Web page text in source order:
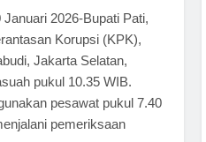
2026-Bupati Pati,
Korupsi (KPK),
Jakarta Selatan,
pukul 10.35 WIB.
pesawat pukul 7.40
pemeriksaan